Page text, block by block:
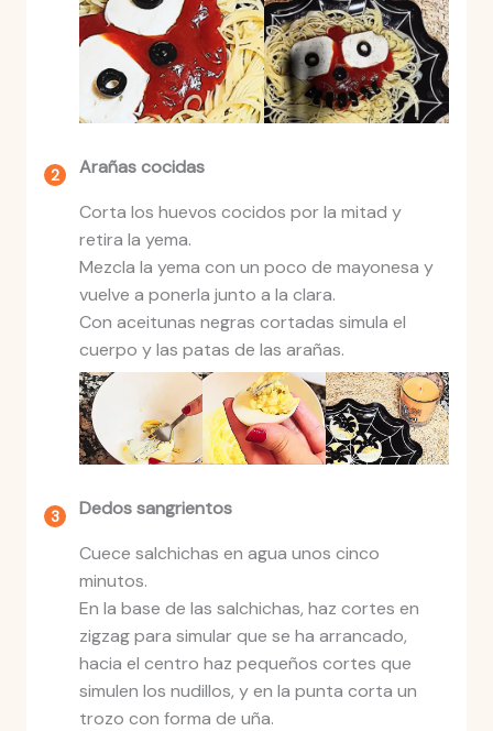
Arañas cocidas
Corta los huevos cocidos por la mitad y
retira la yema.
Mezcla la yema con un poco de mayonesa y
vuelve a ponerla junto a la clara.
Con aceitunas negras cortadas simula el
cuerpo y las patas de las arañas.
Dedos sangrientos
Cuece salchichas en agua unos cinco
minutos.
En la base de las salchichas, haz cortes en
zigzag para simular que se ha arrancado,
hacia el centro haz pequeños cortes que
simulen los nudillos, y en la punta corta un
trozo con forma de uña.